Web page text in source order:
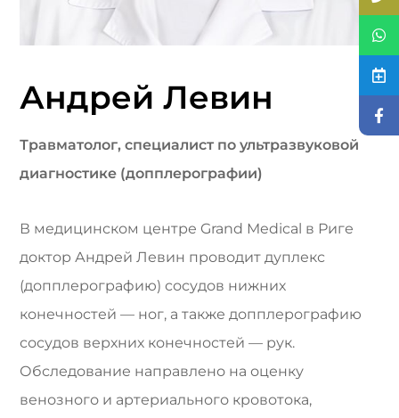
Андрей Левин
Травматолог, специалист по ультразвуковой
диагностике (допплерографии)
В медицинском центре Grand Medical в Риге
доктор Андрей Левин проводит дуплекс
(допплерографию) сосудов нижних
конечностей — ног, а также допплерографию
сосудов верхних конечностей — рук.
Обследование направлено на оценку
венозного и артериального кровотока,